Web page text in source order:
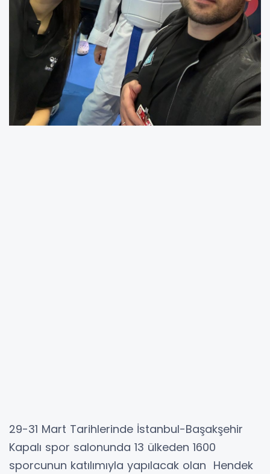
29-31 Mart Tarihlerinde İstanbul-Başakşehir
Kapalı spor salonunda 13 ülkeden 1600
sporcunun katılımıyla yapılacak olan Hendek